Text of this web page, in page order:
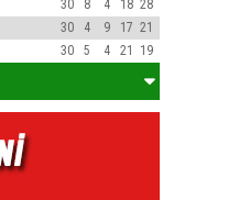
30 8 4 18 28
30 4 9 17 21
30 5 4 21 19